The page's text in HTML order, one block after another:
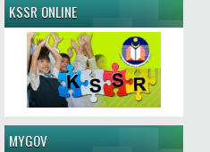
KSSR ONLINE
MYGOV